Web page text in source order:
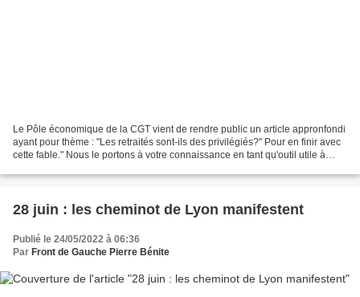
Le Pôle économique de la CGT vient de rendre public un article appronfondi
ayant pour thème : "Les retraités sont-ils des privilégiés?" Pour en finir avec
cette fable." Nous le portons à votre connaissance en tant qu'outil utile à
28 juin : les cheminot de Lyon manifestent
Publié le 24/05/2022 à 06:36
Par Front de Gauche Pierre Bénite